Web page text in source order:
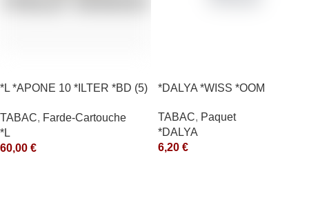
*L *APONE 10 *ILTER *BD (5)
TABAC, Farde-Cartouche
*L
60,00 €
*DALYA *WISS *OOM
TABAC, Paquet
*DALYA
6,20 €